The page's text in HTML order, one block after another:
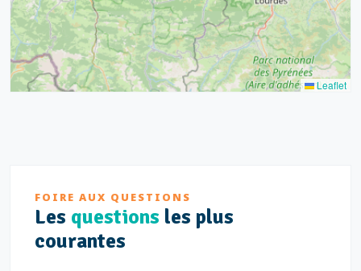
Leaflet
FOIRE AUX QUESTIONS
Les questions les plus
courantes